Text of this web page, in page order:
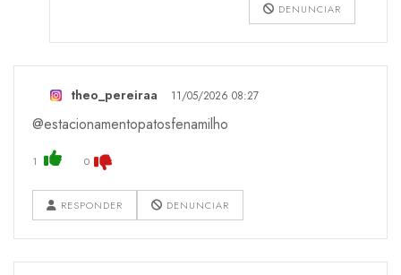
DENUNCIAR
theo_pereiraa 11/05/2026 08:27
@estacionamentopatosfenamilho
1 0
RESPONDER DENUNCIAR